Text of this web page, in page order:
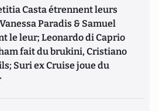
Casta étrennent leurs
Paradis & Samuel
le leur; Leonardo di Caprio
fait du brukini, Cristiano
Suri ex Cruise joue du